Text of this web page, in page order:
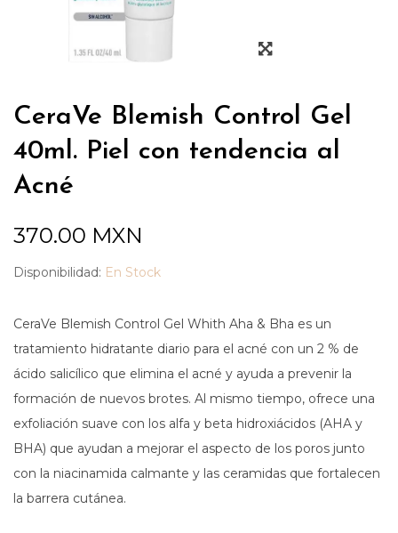
CeraVe Blemish Control Gel
40ml. Piel con tendencia al
Acné
370.00 MXN
Disponibilidad: En Stock
CeraVe Blemish Control Gel Whith Aha & Bha es un
tratamiento hidratante diario para el acné con un 2 % de
ácido salicílico que elimina el acné y ayuda a prevenir la
formación de nuevos brotes. Al mismo tiempo, ofrece una
exfoliación suave con los alfa y beta hidroxiácidos (AHA y
BHA) que ayudan a mejorar el aspecto de los poros junto
con la niacinamida calmante y las ceramidas que fortalecen
la barrera cutánea.